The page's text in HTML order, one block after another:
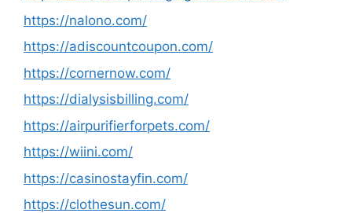
https://nalono.com/
https://adiscountcoupon.com/
https://cornernow.com/
https://dialysisbilling.com/
https://airpurifierforpets.com/
https://wiini.com/
https://casinostayfin.com/
https://clothesun.com/